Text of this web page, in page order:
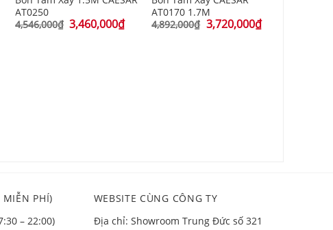
AT0250
4,546,000₫ 3,460,000₫
AT0170 1.7M
4,892,000₫ 3,720,000₫
PHÍ)
– 22:00)
WEBSITE CÙNG CÔNG TY
Địa chỉ: Showroom Trung Đức số 321